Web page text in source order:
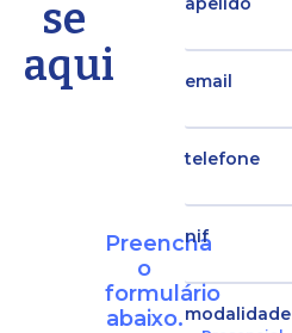
se
aqui
Preencha
o
formulário
abaixo.
email
telefone
nif
modalidade